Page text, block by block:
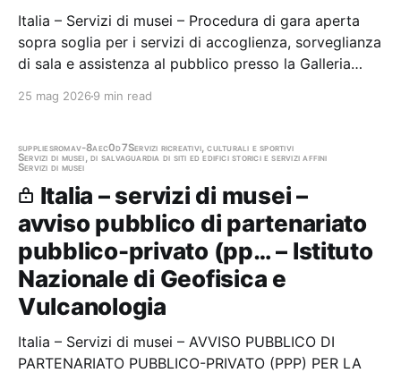
Italia – Servizi di musei – Procedura di gara aperta
sopra soglia per i servizi di accoglienza, sorveglianza
di sala e assistenza al pubblico presso la Galleria
Patrimonio Culturale della Regione Autonoma Friuli
25 mag 2026 9 min read
suppliesromav-8aec0d7Servizi ricreativi, culturali e sportivi
Servizi di musei, di salvaguardia di siti ed edifici storici e servizi affini
Servizi di musei
Italia – servizi di musei –
avviso pubblico di partenariato
pubblico-privato (pp… – Istituto
Nazionale di Geofisica e
Vulcanologia
Italia – Servizi di musei – AVVISO PUBBLICO DI
PARTENARIATO PUBBLICO-PRIVATO (PPP) PER LA